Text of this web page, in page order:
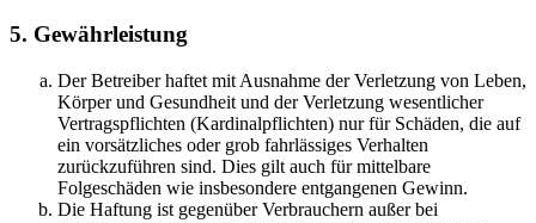
5. Gewährleistung
Der Betreiber haftet mit Ausnahme der Verletzung von Leben,
Körper und Gesundheit und der Verletzung wesentlicher
Vertragspflichten (Kardinalpflichten) nur für Schäden, die auf
ein vorsätzliches oder grob fahrlässiges Verhalten
zurückzuführen sind. Dies gilt auch für mittelbare
Folgeschäden wie insbesondere entgangenen Gewinn.
Die Haftung ist gegenüber Verbrauchern außer bei